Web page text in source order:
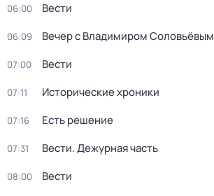
06:00 Вести
06:09 Вечер с Владимиром Соловьёвым
07:00 Вести
07:11 Исторические хроники
07:16 Есть решение
07:31 Вести. Дежурная часть
08:00 Вести